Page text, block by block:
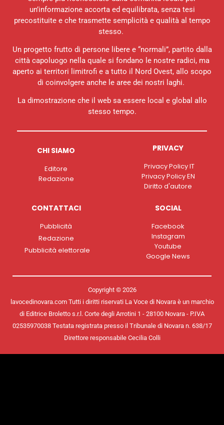
un’informazione accorta ed equilibrata, senza tesi
precostituite e che trasmette semplicità e qualità al tempo
stesso.
Un progetto frutto di persone libere e “normali”, partito dalla
città capoluogo nella quale si fondano le nostre radici, ma
aperto ai territori limitrofi e a tutto il Nord Ovest, allo scopo
di coinvolgere anche le aree dei nostri laghi.
La dimostrazione che il web sa essere local e global allo
stesso tempo.
CHI SIAMO
Editore
Redazione
PRIVACY
Privacy Policy IT
Privacy Policy EN
Diritto d'autore
CONTATTACI
Pubblicità
Redazione
Pubblicità elettorale
SOCIAL
Facebook
Instagram
Youtube
Google News
Copyright © 2026
lavocedinovara.com Tutti i diritti riservati La Voce di Novara è un marchio
di Editrice Broletto s.r.l. Corte degli Arrotini 1 - 28100 Novara - P.IVA
02535970038 Testata registrata presso il Tribunale di Novara n. 638/17
Direttore responsabile Cecilia Colli